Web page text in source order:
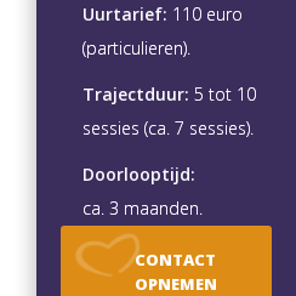
Uurtarief: 110 euro
(particulieren).
Trajectduur: 5 tot 10
sessies (ca. 7 sessies).
Doorlooptijd:
ca. 3 maanden.
CONTACT
OPNEMEN